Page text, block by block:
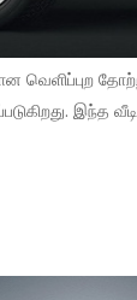
வெளிப்புற
இந்த